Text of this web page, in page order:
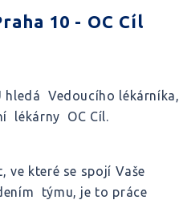
10 - OC Cíl
hledá Vedoucího lékárníka,
lékárny OC Cíl.
ve které se spojí Vaše
týmu, je to práce